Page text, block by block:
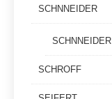
SCHNNEIDER
SCHNNEIDER
SCHROFF